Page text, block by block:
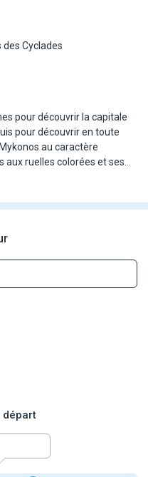
Cyclades
pour découvrir la capitale
pour découvrir en toute
au caractère
aux ruelles colorées et ses
villages blancs et coupoles
la première nuit est à
et 1 nuit à Athènes.
départ